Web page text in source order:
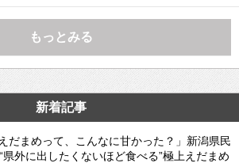
もっとみる
新着記事
えだまめって、こんなに甘かった？」新潟県民
県外に出したくないほど食べる”極上えだまめ